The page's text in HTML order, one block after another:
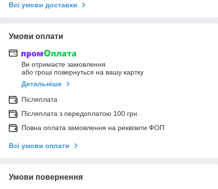
Всі умови доставки
Умови оплати
Ви отримаєте замовлення
або гроші повернуться на вашу картку
Детальніше
Післяплата
Післяплата з передоплатою 100 грн.
Повна оплата замовлення на реквізити ФОП
Всі умови оплати
Умови повернення